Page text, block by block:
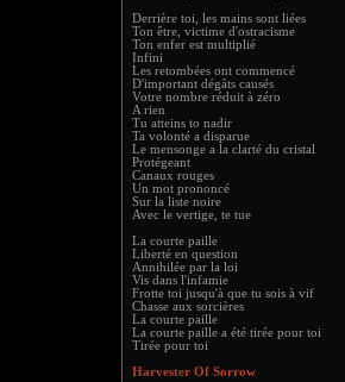
Derrière toi, les mains sont liées
Ton être, victime d'ostracisme
Ton enfer est multiplié
Infini
Les retombées ont commencé
D'important dégâts causés
Votre nombre réduit à zéro
A rien
Tu atteins to nadir
Ta volonté a disparue
Le mensonge a la clarté du cristal
Protégeant
Canaux rouges
Un mot prononcé
Sur la liste noire
Avec le vertige, te tue
La courte paille
Liberté en question
Annihilée par la loi
Vis dans l'infamie
Frotte toi jusqu'à que tu sois à vif
Chasse aux sorcières
La courte paille
La courte paille a été tirée pour toi
Tirée pour toi
Harvester Of Sorrow